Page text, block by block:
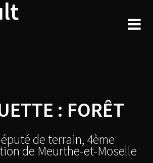
: FORÊT
de terrain, 4ème
de Meurthe-et-Moselle